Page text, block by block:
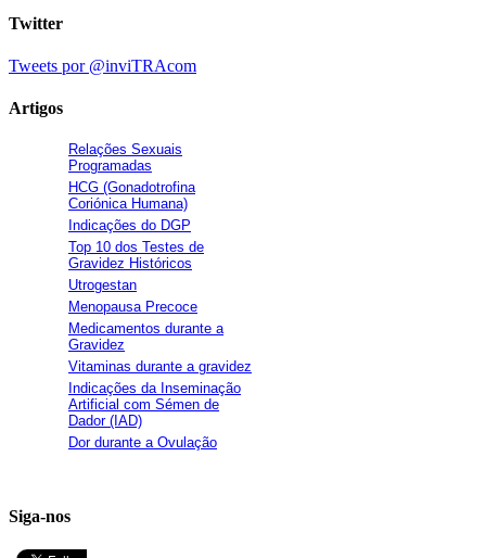
Twitter
Tweets por @inviTRAcom
Artigos
Relações Sexuais
Programadas
HCG (Gonadotrofina
Coriónica Humana)
Indicações do DGP
Top 10 dos Testes de
Gravidez Históricos
Utrogestan
Menopausa Precoce
Medicamentos durante a
Gravidez
Vitaminas durante a gravidez
Indicações da Inseminação
Artificial com Sémen de
Dador (IAD)
Dor durante a Ovulação
Siga-nos